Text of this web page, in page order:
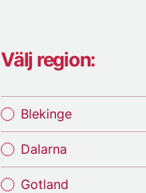
Välj region:
Blekinge
Dalarna
Gotland